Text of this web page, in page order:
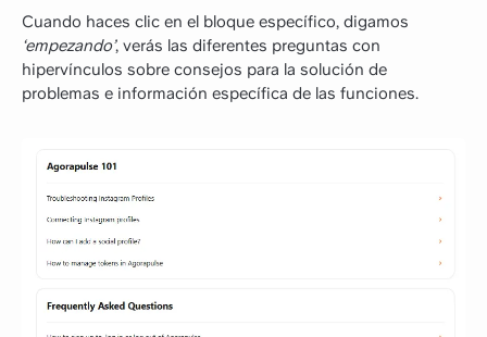
Cuando haces clic en el bloque específico, digamos
‘empezando’, verás las diferentes preguntas con
hipervínculos sobre consejos para la solución de
problemas e información específica de las funciones.